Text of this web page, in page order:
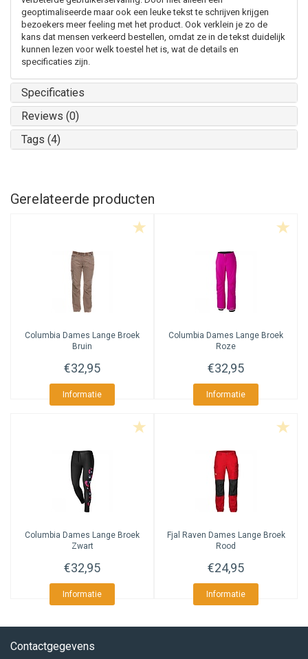
geoptimaliseerde maar ook een leuke tekst te schrijven krijgen
bezoekers meer feeling met het product. Ook verklein je zo de
kans dat mensen verkeerd bestellen, omdat ze in de tekst duidelijk
kunnen lezen voor welk toestel het is, wat de details en
specificaties zijn.
Specificaties
Reviews (0)
Tags (4)
Gerelateerde producten
Columbia Dames Lange Broek
Bruin
€32,95
Informatie
Columbia Dames Lange Broek
Roze
€32,95
Informatie
Columbia Dames Lange Broek
Zwart
€32,95
Informatie
Fjal Raven Dames Lange Broek
Rood
€24,95
Informatie
Contactgegevens